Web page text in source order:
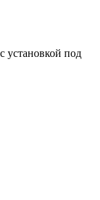
установкой под